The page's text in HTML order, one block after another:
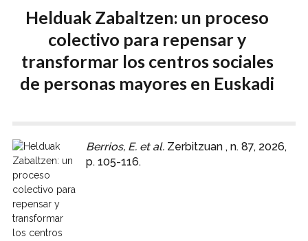
Helduak Zabaltzen: un proceso
colectivo para repensar y
transformar los centros sociales
de personas mayores en Euskadi
Berrios, E. et al. Zerbitzuan , n. 87, 2026,
p. 105-116.